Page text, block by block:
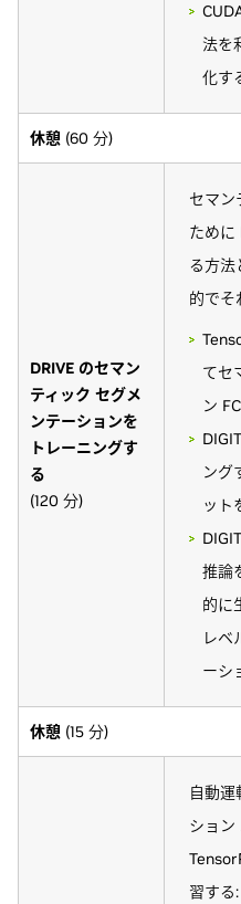
法を
化す
休憩 (60 分)
DRIVE のセマン
ティック セグメ
ンテーションを
トレーニングす
る
(120 分)
セマン
ために
る方法
的でそ
てセ
ン
ング
ット
推論
的に
レベ
ーシ
休憩 (15 分)
自動運
ション
習する: